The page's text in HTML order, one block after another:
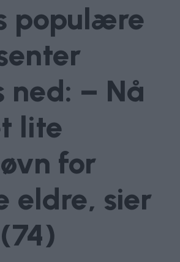
populære
ned: – Nå
lite
for
eldre, sier